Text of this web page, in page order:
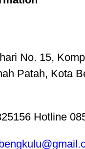
No. 15,
Patah, Kota
Hotline